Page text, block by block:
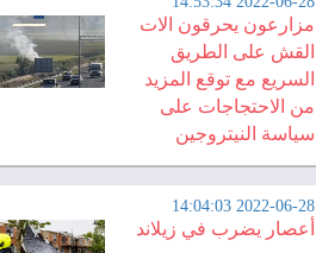
مزارعون يحرقون الات
القش على الطريق
السريع مع توقع المزيد
من الاحتجاجات على
سياسة النيتروجين
2022-06-28 14:04:03
أعصار يضرب في زيلاند